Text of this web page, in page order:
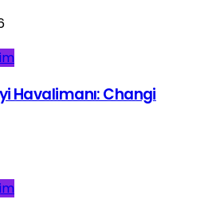
Havalimanı: Changi